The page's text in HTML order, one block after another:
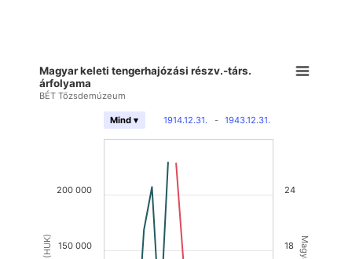
Magyar keleti tengerhajózási részv.-társ.
árfolyama
BÉT Tőzsdemúzeum
1914.12.31. - 1943.12.31.
Mind ▾
200 000
150 000 18
24